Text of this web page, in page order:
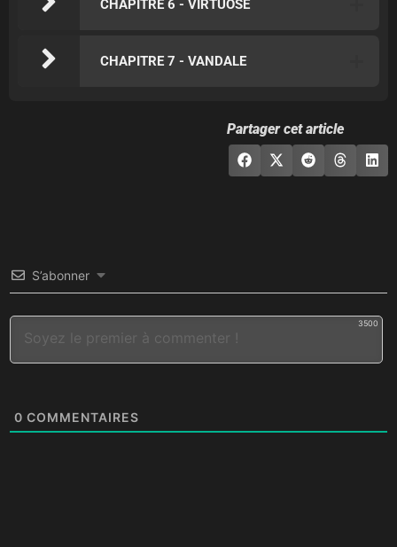
CHAPITRE 6 - VIRTUOSE
CHAPITRE 7 - VANDALE
Partager cet article
S’abonner
3500
0 COMMENTAIRES